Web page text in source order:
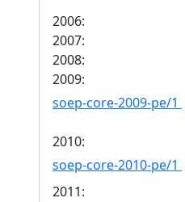
2006:
2007:
2008:
2009:
soep-core-2009-pe/1
2010:
soep-core-2010-pe/1
2011: